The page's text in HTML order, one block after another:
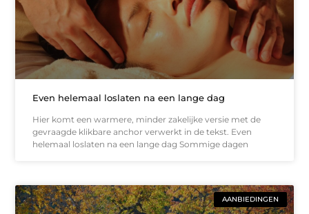
Even helemaal loslaten na een lange dag
Hier komt een warmere, minder zakelijke versie met de
gevraagde klikbare anchor verwerkt in de tekst. Even
helemaal loslaten na een lange dag Sommige dagen
AANBIEDINGEN